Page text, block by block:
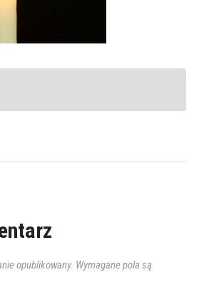
opublikowany. Wymagane pola są